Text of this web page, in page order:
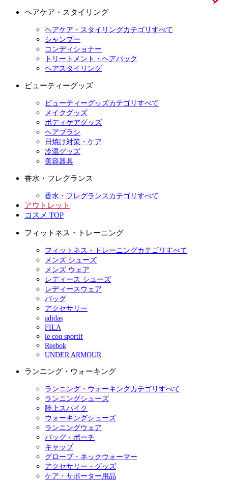
ヘアケア・スタイリング
ヘアケア・スタイリングカテゴリすべて
シャンプー
コンディショナー
トリートメント・ヘアパック
ヘアスタイリング
ビューティーグッズ
ビューティーグッズカテゴリすべて
メイクグッズ
ボディケアグッズ
ヘアブラシ
日焼け対策・ケア
冷温グッズ
美容器具
香水・フレグランス
香水・フレグランスカテゴリすべて
アウトレット
コスメ TOP
フィットネス・トレーニング
フィットネス・トレーニングカテゴリすべて
メンズ シューズ
メンズ ウェア
レディース シューズ
レディースウェア
バッグ
アクセサリー
adidas
FILA
le coq sportif
Reebok
UNDER ARMOUR
ランニング・ウォーキング
ランニング・ウォーキングカテゴリすべて
ランニングシューズ
陸上スパイク
ウォーキングシューズ
ランニングウェア
バッグ・ポーチ
キャップ
グローブ・ネックウォーマー
アクセサリー・グッズ
ケア・サポーター用品